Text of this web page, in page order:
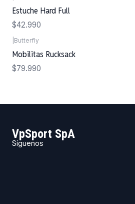
Estuche Hard Full
$42.990
Butterfly
Mobilitas Rucksack
$79.990
VpSport SpA
Síguenos